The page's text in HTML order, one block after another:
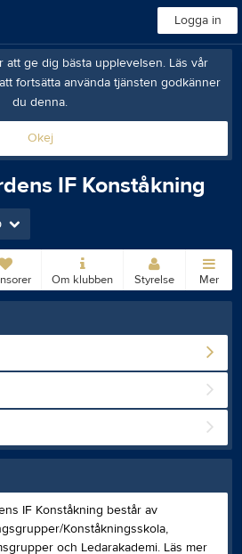
Logga in
att ge dig bästa upplevelsen. Läs vår
fortsätta använda tjänsten godkänner
du denna.
Okej
IF Konståkning
Om klubben Styrelse Mer
IF Konståkning består av
Konståkningsskola,
och Ledarakademi. Läs mer